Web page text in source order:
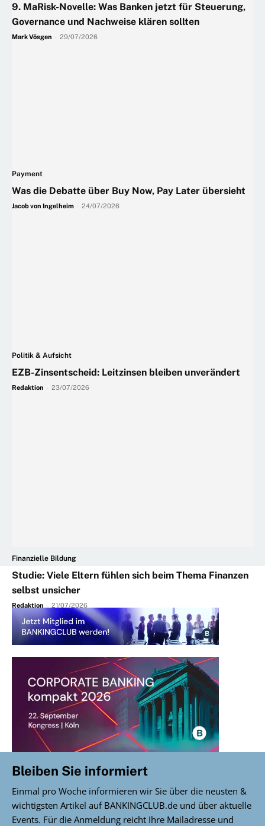
9. MaRisk-Novelle: Was Banken jetzt für Steuerung,
Governance und Nachweise klären sollten
Mark Vösgen 29/07/2026
Payment
Was die Debatte über Buy Now, Pay Later übersieht
Jacob von Ingelheim 24/07/2026
Politik & Aufsicht
EZB-Zinsentscheid: Leitzinsen bleiben unverändert
Redaktion 23/07/2026
Finanzielle Bildung
Studie: Viele Eltern fühlen sich beim Thema Finanzen
selbst unsicher
Redaktion - 21/07/2026
Bleiben Sie informiert
Einmal pro Woche informieren wir Sie über die neusten &
wichtigsten Artikel auf BANKINGCLUB.de und über aktuelle
Events. Für die Anmeldung reicht Ihre Mailadresse und